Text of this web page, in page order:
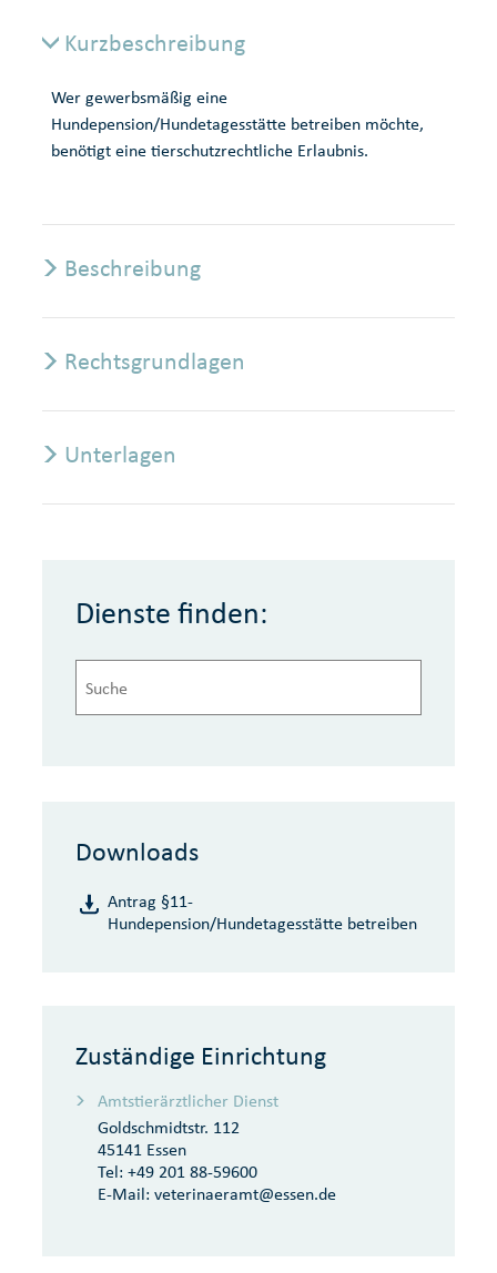
Kurzbeschreibung
Wer gewerbsmäßig eine
Hundepension/Hundetagesstätte betreiben möchte,
benötigt eine tierschutzrechtliche Erlaubnis.
Beschreibung
Rechtsgrundlagen
Unterlagen
Dienste finden:
Downloads
Antrag §11-
Hundepension/Hundetagesstätte betreiben
Zuständige Einrichtung
Amtstierärztlicher Dienst
Goldschmidtstr. 112
45141 Essen
Tel: +49 201 88-59600
E-Mail: veterinaeramt@essen.de